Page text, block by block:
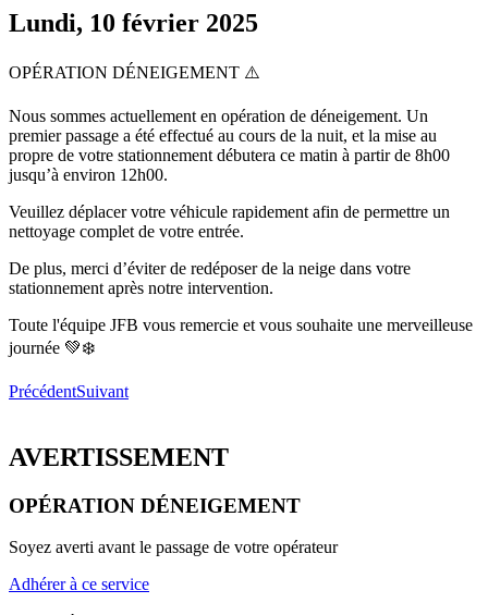
Lundi, 10 février 2025
OPÉRATION DÉNEIGEMENT ⚠️
Nous sommes actuellement en opération de déneigement. Un
premier passage a été effectué au cours de la nuit, et la mise au
propre de votre stationnement débutera ce matin à partir de 8h00
jusqu’à environ 12h00.
Veuillez déplacer votre véhicule rapidement afin de permettre un
nettoyage complet de votre entrée.
De plus, merci d’éviter de redéposer de la neige dans votre
stationnement après notre intervention.
Toute l'équipe JFB vous remercie et vous souhaite une merveilleuse
journée 💚❄️
PrécédentSuivant
AVERTISSEMENT
OPÉRATION DÉNEIGEMENT
Soyez averti avant le passage de votre opérateur
Adhérer à ce service